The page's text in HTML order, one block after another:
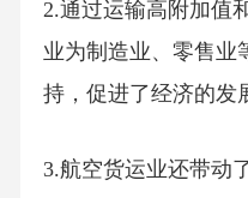
2.通过运输高附加值
业为制造业、零售业
持，促进了经济的发
3.航空货运业还带动